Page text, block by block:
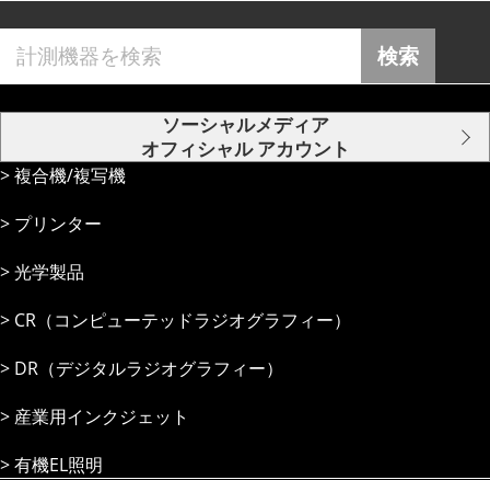
検索
ソーシャルメディア
オフィシャル アカウント
複合機/複写機
プリンター
光学製品
CR（コンピューテッドラジオグラフィー）
DR（デジタルラジオグラフィー）
産業⽤インクジェット
有機EL照明